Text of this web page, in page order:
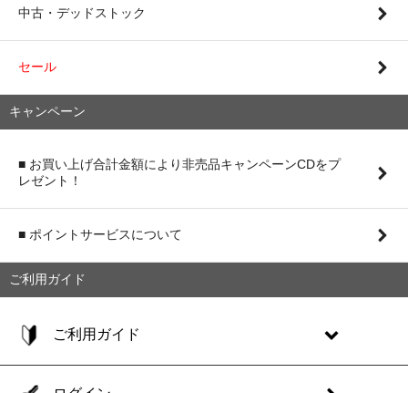
中古・デッドストック
セール
キャンペーン
■ お買い上げ合計金額により非売品キャンペーンCDをプ
レゼント！
■ ポイントサービスについて
ご利用ガイド
ご利用ガイド